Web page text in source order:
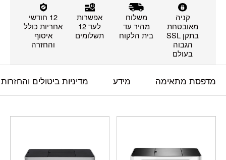
קניה
מאובטחת
בתקן SSL
הגבוה
בעולם
משלוח
מהיר עד
בית הלקוח
אפשרות
לעד 12
תשלומים
12 חודשי
אחריות כולל
איסוף
והחזרה
מדפסת מתאימה מידע מדיניות ביטולים והחזרות